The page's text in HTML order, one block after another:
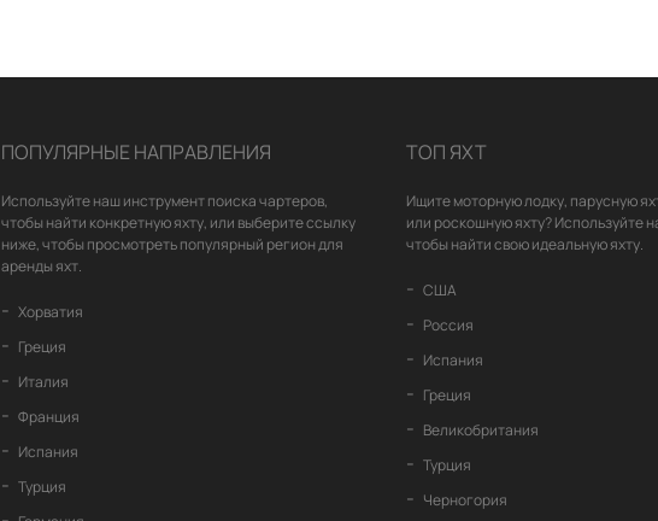
ПОПУЛЯРНЫЕ НАПРАВЛЕНИЯ
Используйте наш инструмент поиска чартеров,
чтобы найти конкретную яхту, или выберите ссылку
ниже, чтобы просмотреть популярный регион для
аренды яхт.
Хорватия
Греция
Италия
Франция
Испания
Турция
ТОП ЯХТ
Ищите моторную лодку, парусную
или роскошную яхту? Используйте
чтобы найти свою идеальную яхту.
США
Россия
Испания
Греция
Великобритания
Турция
Черногория